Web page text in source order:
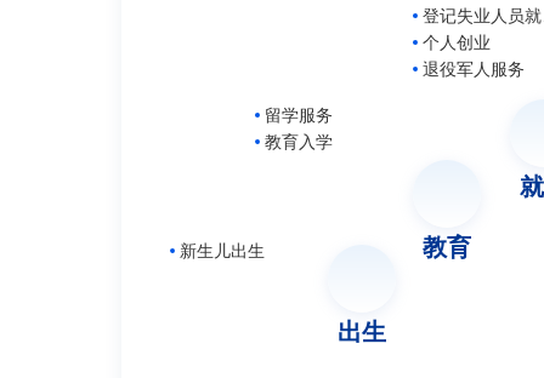
出生
新生儿出生 教育
留学服务
教育入学
登记失业人员就业帮扶
个人创业
退役军人服务